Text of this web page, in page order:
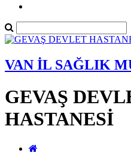
VAN İL SAĞLIK
GEVAŞ
HASTANESİ